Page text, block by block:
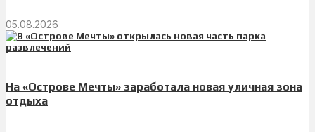
05.08.2026
На «Острове Мечты» заработала новая уличная зона
отдыха